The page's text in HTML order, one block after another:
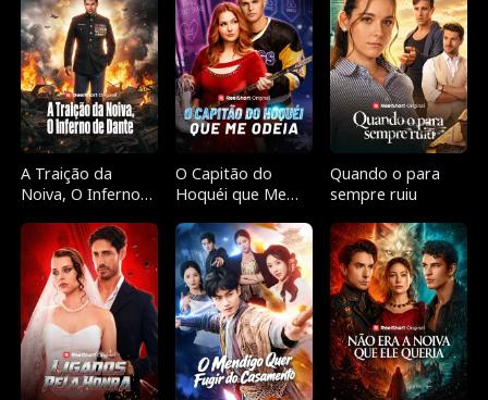
A Traição da
Noiva, O Inferno
O Capitão do
Hoquéi que Me
Quando o para
sempre ruiu